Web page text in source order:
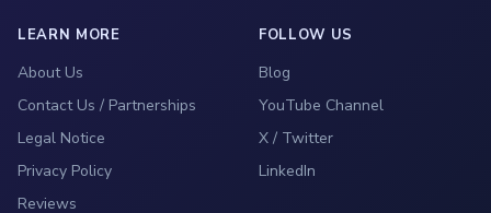
LEARN MORE
About Us
Contact Us / Partnerships
Legal Notice
Privacy Policy
Reviews
FOLLOW US
Blog
YouTube Channel
X / Twitter
LinkedIn